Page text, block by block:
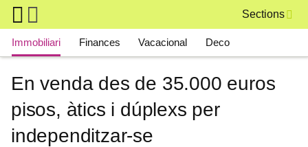
Skip to main content
Sections
Main navigation
Immobiliari Finances Vacacional Deco
En venda des de 35.000 euros
pisos, àtics i dúplexs per
independitzar-se